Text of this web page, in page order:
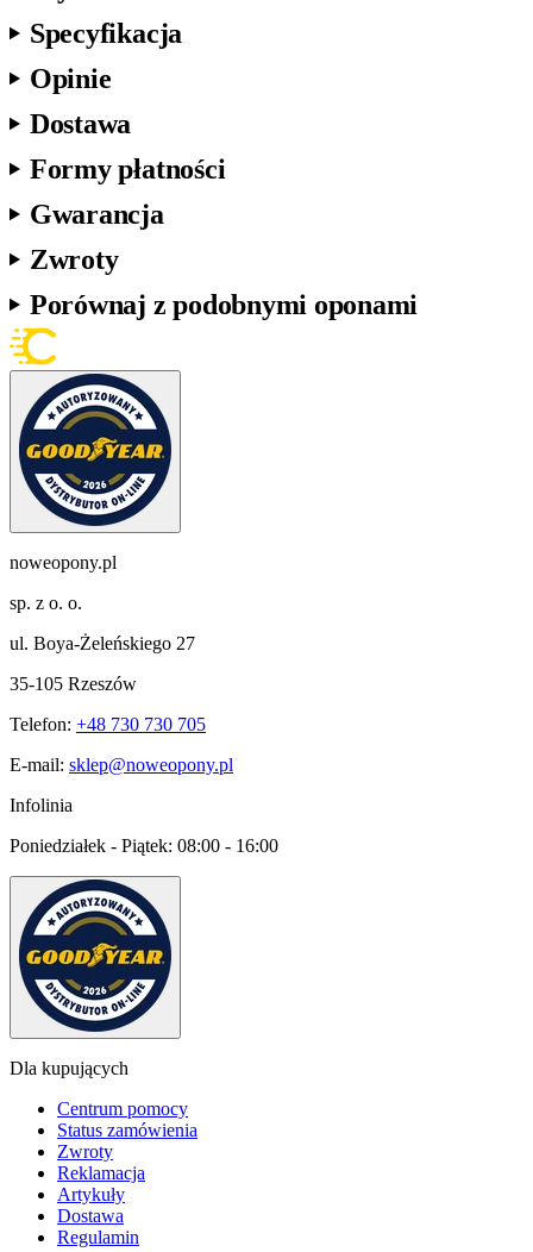
Specyfikacja
Opinie
Dostawa
Formy płatności
Gwarancja
Zwroty
Porównaj z podobnymi oponami
noweopony.pl
sp. z o. o.
ul. Boya-Żeleńskiego 27
35-105 Rzeszów
Telefon: +48 730 730 705
E-mail: sklep@noweopony.pl
Infolinia
Poniedziałek - Piątek: 08:00 - 16:00
Dla kupujących
Centrum pomocy
Status zamówienia
Zwroty
Reklamacja
Artykuły
Dostawa
Regulamin